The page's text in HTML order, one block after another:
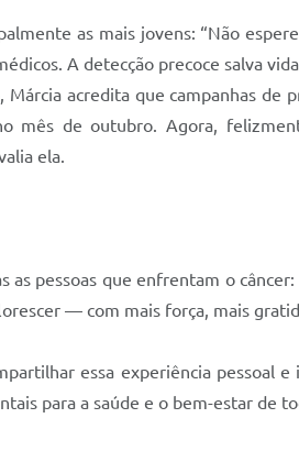
as mais jovens: “Não
A detecção precoce salva
acredita que campanhas
mês de outubro. Agora,
ela.
as pessoas que enfrentam o
— com mais força, mais
essa experiência pessoal
para a saúde e o bem-estar de